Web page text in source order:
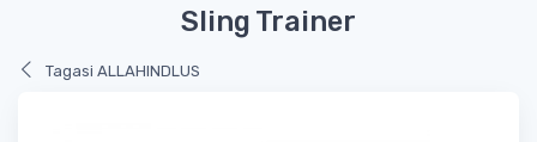
Sling Trainer
Tagasi ALLAHINDLUS